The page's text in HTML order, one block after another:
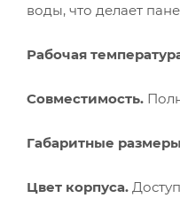
воды, что делает
Рабочая
Совместимость.
Габаритные
Цвет корпуса.